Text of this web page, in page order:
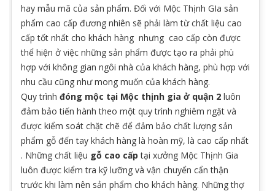
hay mẫu mã của sản phẩm. Đối với Mộc Thịnh GIa sản
phẩm cao cấp đương nhiên sẽ phải làm từ chất liệu cao
cấp tốt nhất cho khách hàng nhưng cao cấp còn được
thể hiện ở việc những sản phẩm được tạo ra phải phù
hợp với không gian ngôi nhà của khách hàng, phù hợp với
nhu cầu cũng như mong muốn của khách hàng.
Quy trình đóng mộc tại Mộc thịnh gia ở quận 2 luôn
đảm bảo tiến hành theo một quy trình nghiêm ngặt và
được kiểm soát chặt chẽ để đảm bảo chất lượng sản
phẩm gỗ đến tay khách hàng là hoàn mỹ, là cao cấp nhất
. Những chất liệu gỗ cao cấp tại xưởng Mộc Thịnh Gia
luôn được kiểm tra kỹ lưỡng và vận chuyển cẩn thận
trước khi làm nên sản phẩm cho khách hàng. Những thợ